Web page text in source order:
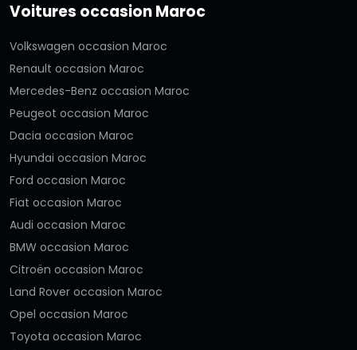
Voitures occasion Maroc
Volkswagen occasion Maroc
Renault occasion Maroc
Mercedes-Benz occasion Maroc
Peugeot occasion Maroc
Dacia occasion Maroc
Hyundai occasion Maroc
Ford occasion Maroc
Fiat occasion Maroc
Audi occasion Maroc
BMW occasion Maroc
Citroën occasion Maroc
Land Rover occasion Maroc
Opel occasion Maroc
Toyota occasion Maroc